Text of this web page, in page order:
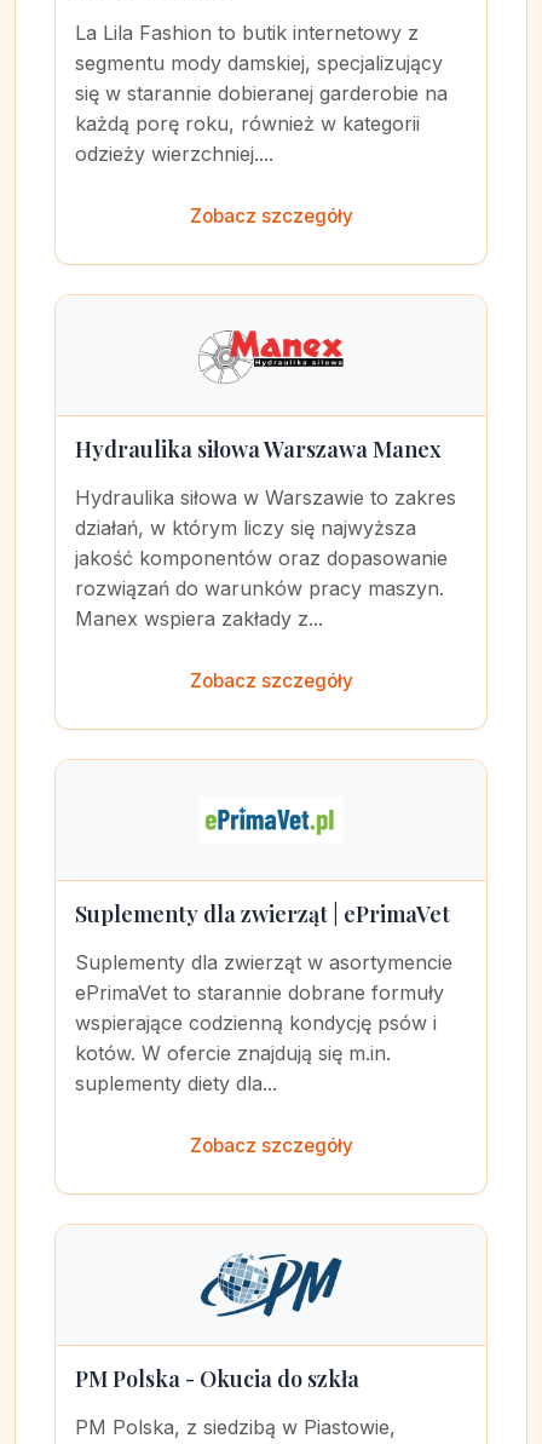
La Lila Fashion to butik internetowy z
segmentu mody damskiej, specjalizujący
się w starannie dobieranej garderobie na
każdą porę roku, również w kategorii
odzieży wierzchniej....
Zobacz szczegóły
Hydraulika siłowa Warszawa Manex
Hydraulika siłowa w Warszawie to zakres
działań, w którym liczy się najwyższa
jakość komponentów oraz dopasowanie
rozwiązań do warunków pracy maszyn.
Manex wspiera zakłady z...
Zobacz szczegóły
Suplementy dla zwierząt | ePrimaVet
Suplementy dla zwierząt w asortymencie
ePrimaVet to starannie dobrane formuły
wspierające codzienną kondycję psów i
kotów. W ofercie znajdują się m.in.
suplementy diety dla...
Zobacz szczegóły
PM Polska - Okucia do szkła
PM Polska, z siedzibą w Piastowie,